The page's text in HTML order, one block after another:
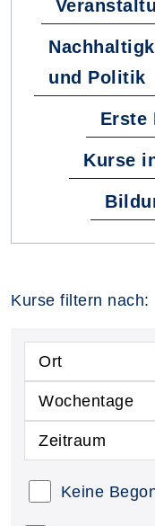
und Politik
Erste
Kurse
Kurse filtern nach:
Ort
Wochentage
Zeitraum
Keine